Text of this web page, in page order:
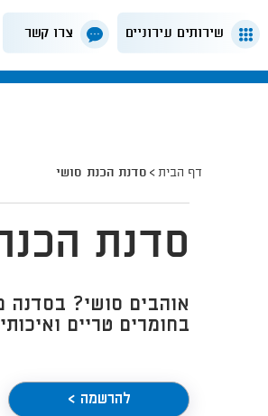
שירותים עירוניים צרו קשר
דף הבית סדנת הכנת סושי
סדנת
אוהבים סושי? בסדנה
בחומרים טריים
להרשמה >